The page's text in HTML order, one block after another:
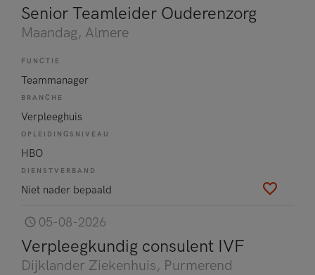
Senior Teamleider Ouderenzorg
Maandag, Almere
FUNCTIE
Teammanager
BRANCHE
Verpleeghuis
OPLEIDINGSNIVEAU
HBO
DIENSTVERBAND
Niet nader bepaald
05-08-2026
Verpleegkundig consulent IVF
Dijklander Ziekenhuis, Purmerend